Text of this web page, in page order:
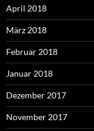
April 2018
März 2018
Februar 2018
Januar 2018
Dezember 2017
November 2017